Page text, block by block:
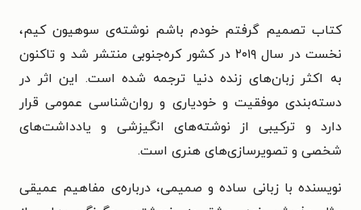
کتاب تصمیم گرفتم خودم باشم نوشته‌ی سوهیون کیم،
نخست در سال ۲۰۱۹ در کشور کره‌جنوبی منتشر شد و تاکنون
به اکثر زبان‌های زنده دنیا ترجمه شده است. این اثر در
دسته‌بندی موفقیت و خودیاری و روان‌شناسی عمومی قرار
دارد و ترکیبی از نوشته‌های انگیزشی و یادداشت‌های
شخصی و تصویرسازی‌های هنری است.
نویسنده با زبانی ساده و صمیمی، درباره‌ی مفاهیم عمیقی